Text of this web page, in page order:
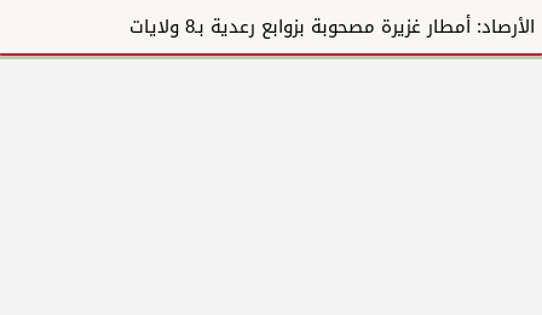
الأرصاد: أمطار غزيرة مصحوبة بزوابع رعدية بـ8 ولايات